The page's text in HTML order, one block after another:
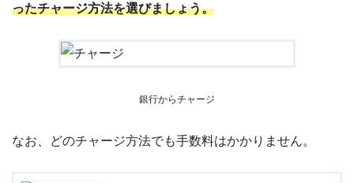
ったチャージ方法を選びましょう。
銀行からチャージ
なお、どのチャージ方法でも手数料はかかりません。